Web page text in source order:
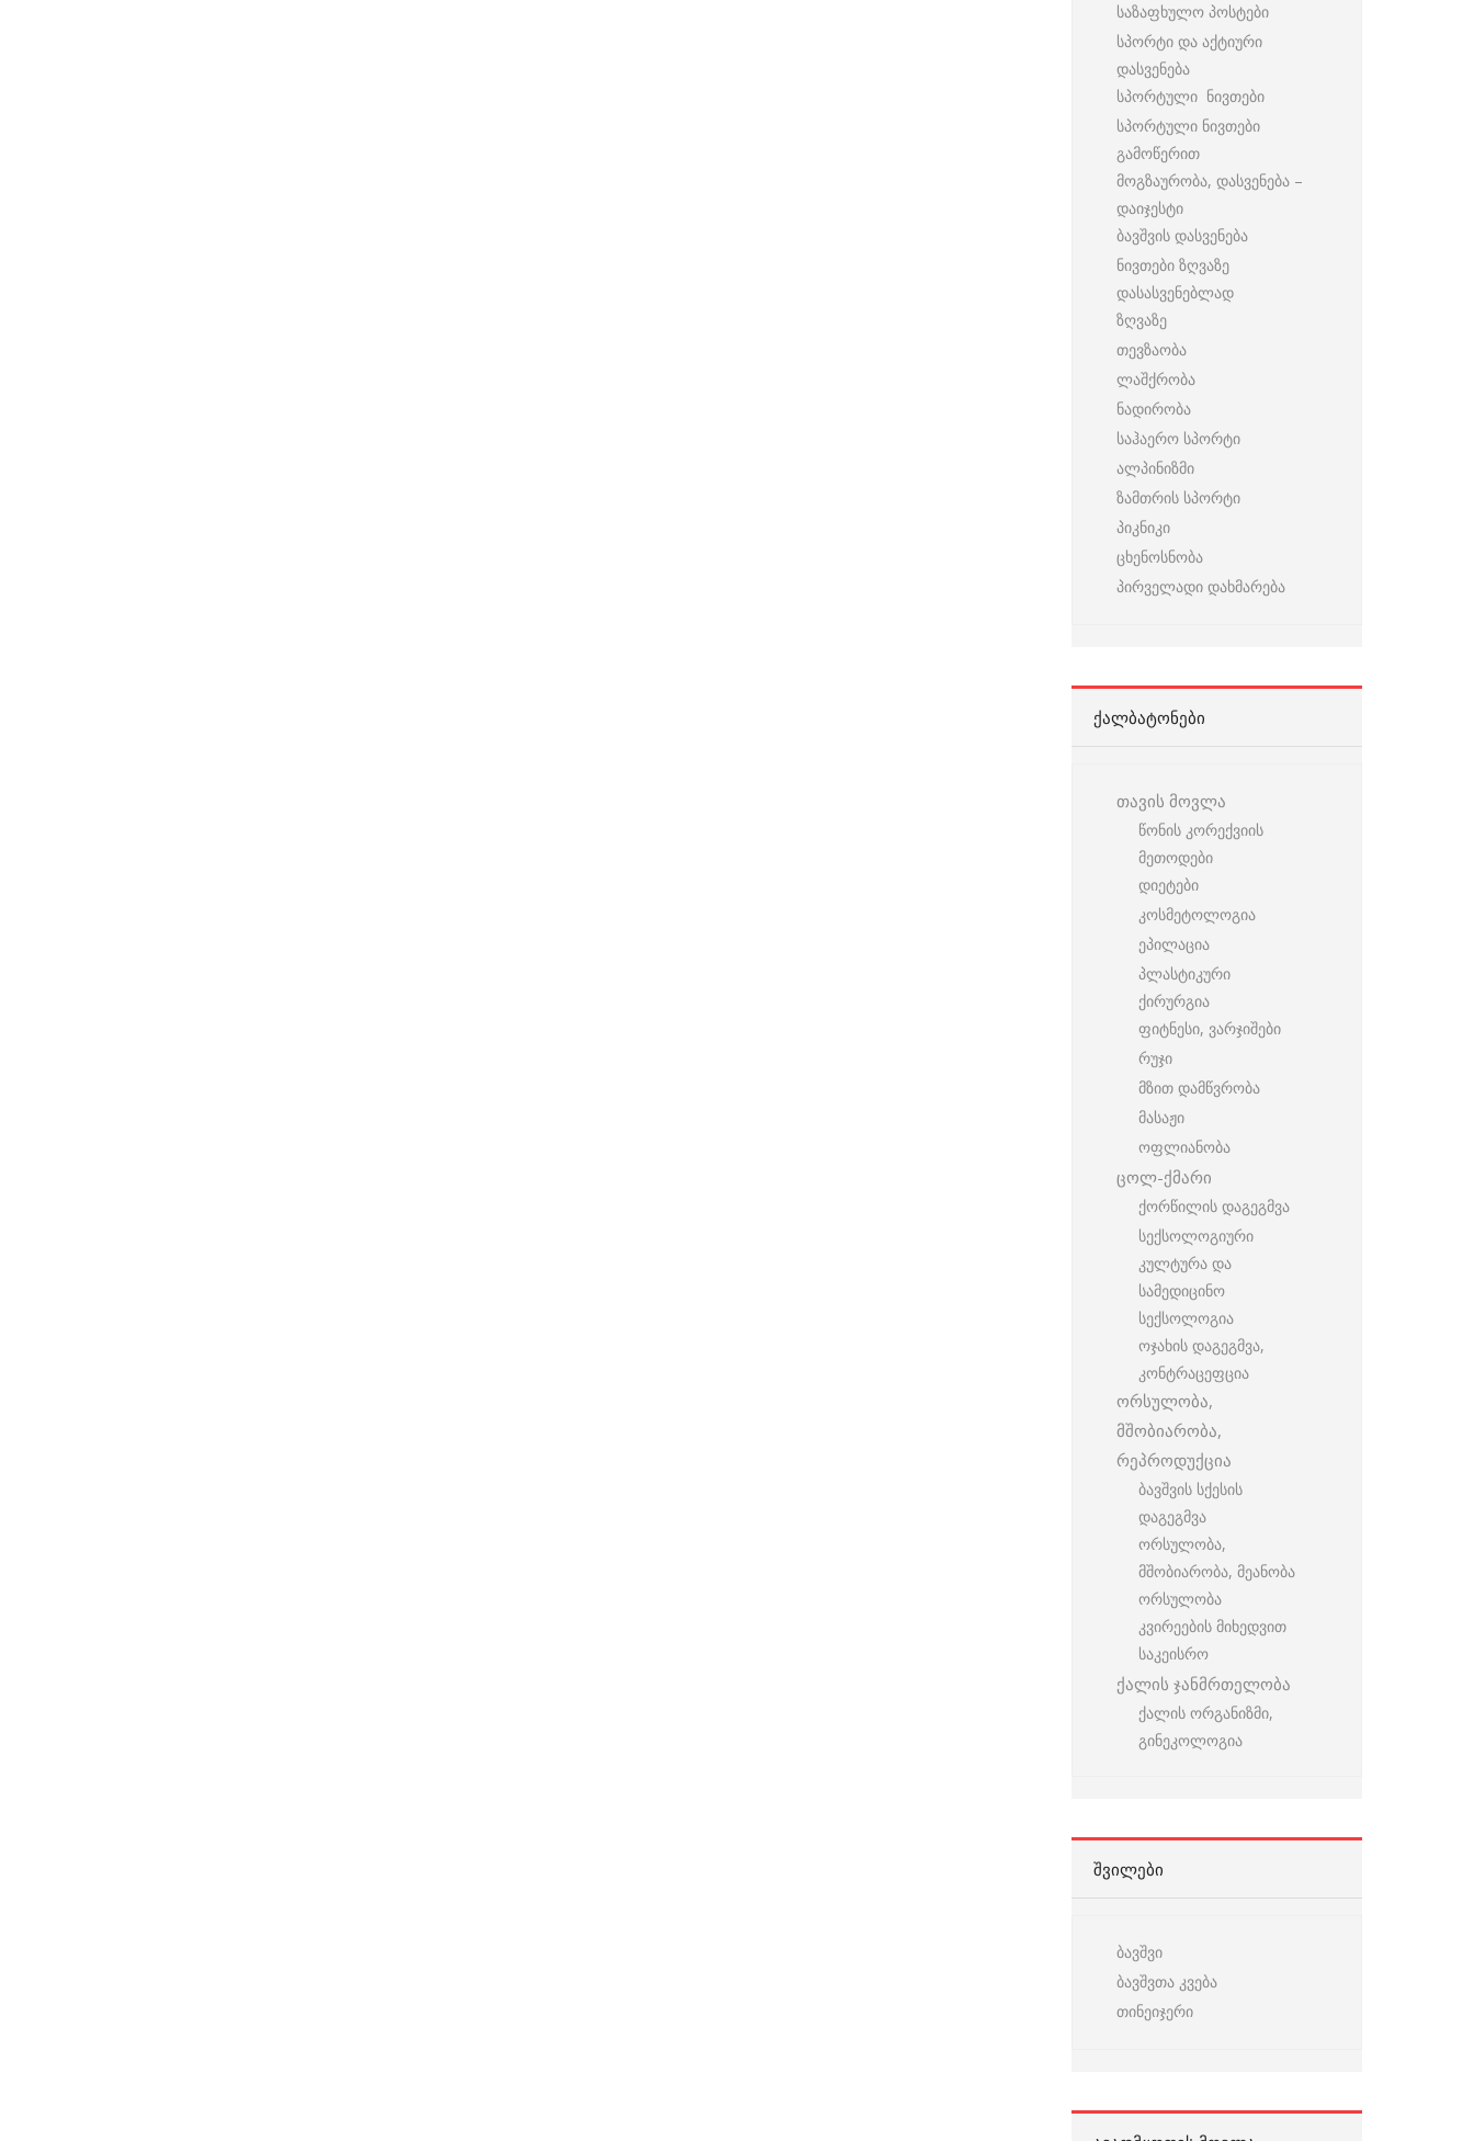
საზაფხულო პოსტები
სპორტი და აქტიური
დასვენება
სპორტული ნივთები
სპორტული ნივთები
გამოწერით
მოგზაურობა, დასვენება –
დაიჯესტი
ბავშვის დასვენება
ნივთები ზღვაზე
დასასვენებლად
ზღვაზე
თევზაობა
ლაშქრობა
ნადირობა
საჰაერო სპორტი
ალპინიზმი
ზამთრის სპორტი
პიკნიკი
ცხენოსნობა
პირველადი დახმარება
ᲥᲐᲚᲑᲐᲢᲝᲜᲔᲑᲘ
თავის მოვლა
წონის კორექვიის
მეთოდები
დიეტები
კოსმეტოლოგია
ეპილაცია
პლასტიკური
ქირურგია
ფიტნესი, ვარჯიშები
რუჯი
მზით დამწვრობა
მასაჟი
ოფლიანობა
ცოლ-ქმარი
ქორწილის დაგეგმვა
სექსოლოგიური
კულტურა და
სამედიცინო
სექსოლოგია
ოჯახის დაგეგმვა,
კონტრაცეფცია
ორსულობა,
მშობიარობა,
რეპროდუქცია
ბავშვის სქესის
დაგეგმვა
ორსულობა,
მშობიარობა, მეანობა
ორსულობა
კვირეების მიხედვით
საკეისრო
ქალის ჯანმრთელობა
ქალის ორგანიზმი,
გინეკოლოგია
ᲨᲕᲘᲚᲔᲑᲘ
ბავშვი
ბავშვთა კვება
თინეიჯერი